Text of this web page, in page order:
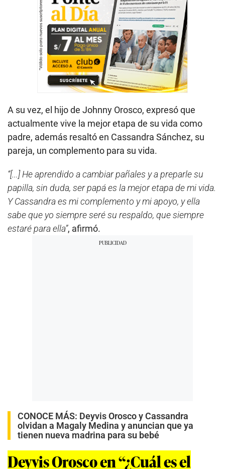
A su vez, el hijo de Johnny Orosco, expresó que
actualmente vive la mejor etapa de su vida como
padre, además resaltó en Cassandra Sánchez, su
pareja, un complemento para su vida.
“[...] He aprendido a cambiar pañales y a preparle su
papilla, sin duda, ser papá es la mejor etapa de mi vida.
Y Cassandra es mi complemento y mi apoyo, y ella
sabe que yo siempre seré su respaldo, que siempre
estaré para ella”, afirmó.
CONOCE MÁS: Deyvis Orosco y Cassandra
olvidan a Magaly Medina y anuncian que ya
tienen nueva madrina para su bebé
Deyvis Orosco en “¿Cuál es el